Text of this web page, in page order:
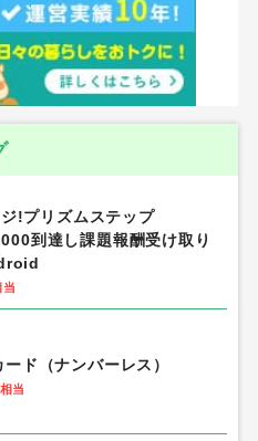
!プリズムステップ
到達し課題報酬受け取り
当
ド（ナンバーレス）
相当